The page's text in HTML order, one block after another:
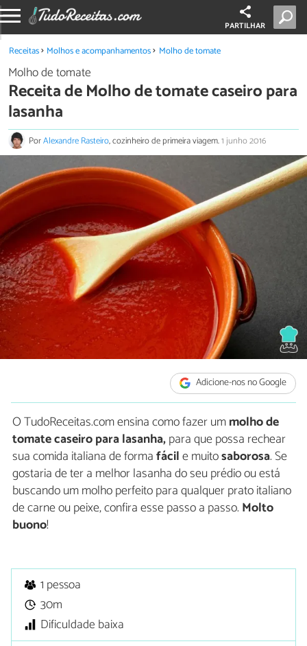
PARTILHAR
Receitas Molhos e acompanhamentos Molho de tomate
Molho de tomate
Receita de Molho de tomate caseiro para
lasanha
PorAlexandre Rasteiro, cozinheiro de primeira viagem.1 junho 2016
Adicione-nos no Google
O TudoReceitas.com ensina como fazer ummolho de
tomate caseiro para lasanha,para que possa rechear
sua comida italiana de formafácile muitosaborosa. Se
gostaria de ter a melhor lasanha do seu prédio ou está
buscando um molho perfeito para qualquer prato italiano
de carne ou peixe, confira esse passo a passo. Molto
buono!
1 pessoa
30m
Dificuldade baixa